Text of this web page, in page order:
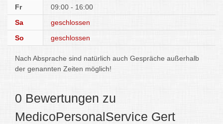
Fr
09:00 - 16:00
Sa
geschlossen
So
geschlossen
Nach Absprache sind natürlich auch Gespräche außerhalb
der genannten Zeiten möglich!
0 Bewertungen zu
MedicoPersonalService Gert